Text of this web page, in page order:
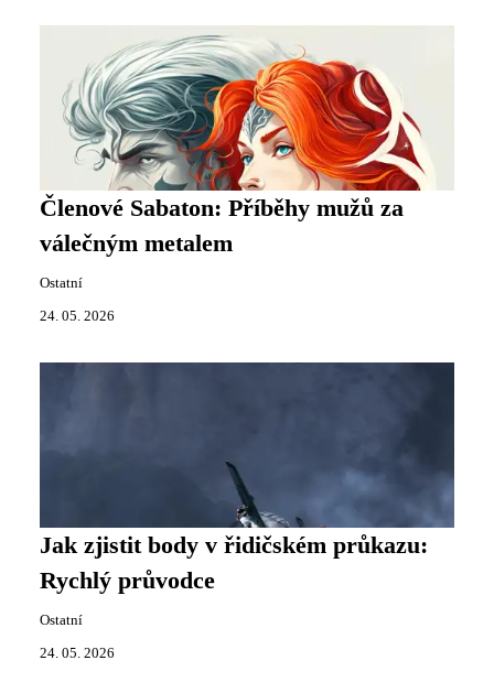
Členové Sabaton: Příběhy mužů za
válečným metalem
Ostatní
24. 05. 2026
Jak zjistit body v řidičském průkazu:
Rychlý průvodce
Ostatní
24. 05. 2026